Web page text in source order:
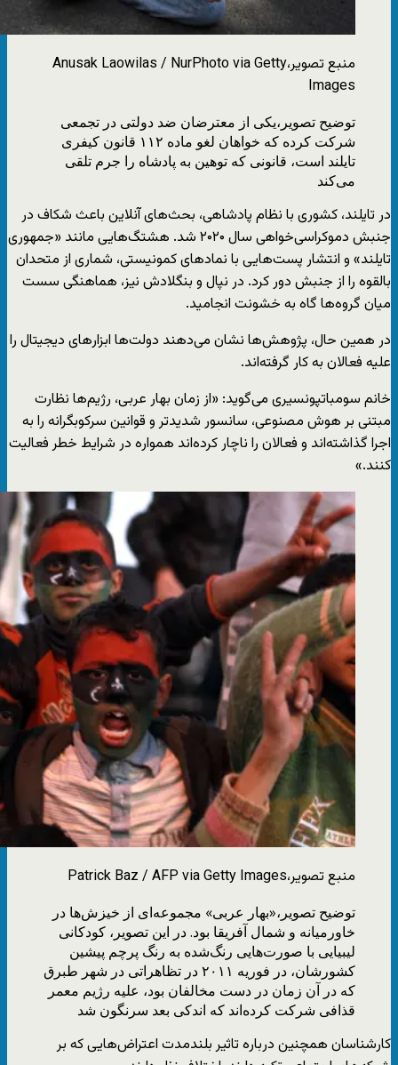
منبع تصویر،Anusak Laowilas / NurPhoto via Getty
Images
توضیح تصویر،یکی از معترضان ضد دولتی در تجمعی
شرکت کرده که خواهان لغو ماده ۱۱۲ قانون کیفری
تایلند است، قانونی که توهین به پادشاه را جرم تلقی
می‌کند
در تایلند، کشوری با نظام پادشاهی، بحث‌های آنلاین باعث شکاف در
جنبش دموکراسی‌خواهی سال ۲۰۲۰ شد. هشتگ‌هایی مانند «جمهوری
تایلند» و انتشار پست‌هایی با نمادهای کمونیستی، شماری از متحدان
بالقوه را از جنبش دور کرد. در نپال و بنگلادش نیز، هماهنگی سست
میان گروه‌ها گاه به خشونت انجامید.
در همین حال، پژوهش‌ها نشان می‌دهند دولت‌ها ابزارهای دیجیتال را
علیه فعالان به کار گرفته‌اند.
خانم سومباتپونسیری می‌گوید: «از زمان بهار عربی، رژیم‌ها نظارت
مبتنی بر هوش مصنوعی، سانسور شدیدتر و قوانین سرکوبگرانه را به
اجرا گذاشته‌اند و فعالان را ناچار کرده‌اند همواره در شرایط خطر فعالیت
کنند.»
منبع تصویر،Patrick Baz / AFP via Getty Images
توضیح تصویر،«بهار عربی» مجموعه‌ای از خیزش‌ها در
خاورمیانه و شمال آفریقا بود. در این تصویر، کودکانی
لیبیایی با صورت‌هایی رنگ‌شده به رنگ پرچم پیشین
کشورشان، در فوریه ۲۰۱۱ در تظاهراتی در شهر طبرق
که در آن زمان در دست مخالفان بود، علیه رژیم معمر
قذافی شرکت کرده‌اند که اندکی بعد سرنگون شد
کارشناسان همچنین درباره تاثیر بلندمدت اعتراض‌هایی که بر